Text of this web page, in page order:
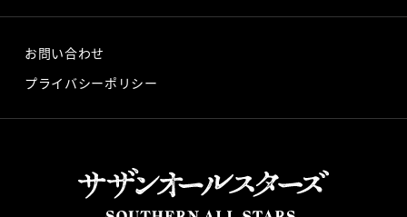
お問い合わせ
プライバシーポリシー